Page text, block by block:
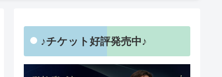
♪チケット好評発売中♪